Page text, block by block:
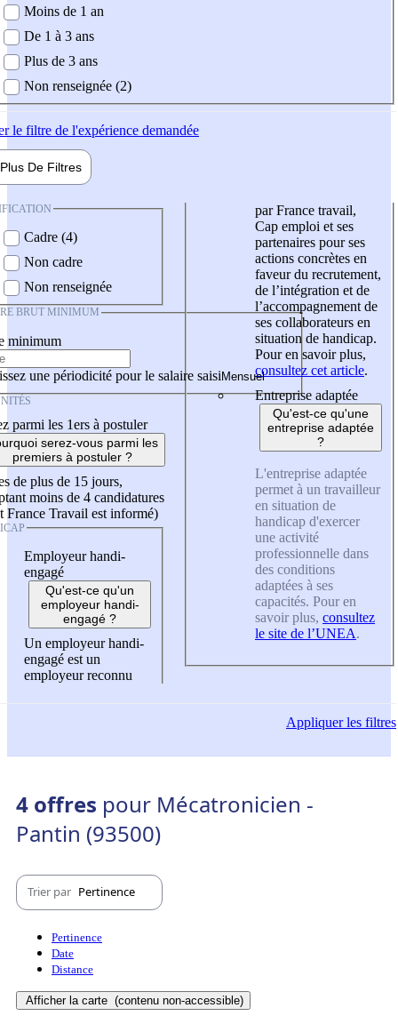
demandée
Moins de 1 an
De 1 à 3 ans
Plus de 3 ans
Non renseignée (2)
le filtre de l'expérience demandée
Plus De Filtres
Cadre (4)
Non cadre
Non renseignée
BRUT MINIMUM
minimum
une périodicité pour le salaire saisi
parmi les 1ers à postuler
serez-vous parmi les
premiers à postuler ?
de plus de 15 jours,
moins de 4 candidatures
France Travail est informé)
Employeur handi-
engagé
Qu'est-ce qu'un
employeur handi-
engagé ?
Un employeur handi-
engagé est un
employeur reconnu
par France travail,
Cap emploi et ses
partenaires pour ses
actions concrètes en
faveur du recrutement,
de l’intégration et de
l’accompagnement de
ses collaborateurs en
situation de handicap.
Pour en savoir plus,
consultez cet article.
Entreprise adaptée
Qu'est-ce qu'une
entreprise adaptée
?
L'entreprise adaptée
permet à un travailleur
en situation de
handicap d'exercer
une activité
professionnelle dans
des conditions
adaptées à ses
capacités. Pour en
savoir plus, consultez
le site de l’UNEA.
Appliquerles filtres
4 offres pour Mécatronicien -
Pantin (93500)
Trier par Pertinence
Pertinence
Date
Distance
Afficher la carte (contenu non-accessible)